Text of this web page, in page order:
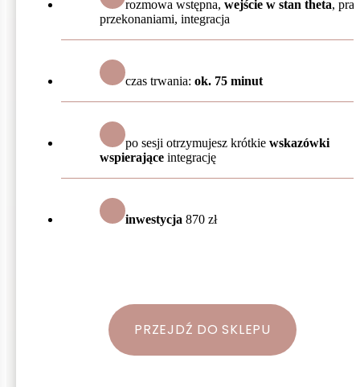
rozmowa wstępna, wejście w stan theta,
przekonaniami, integracja
czas trwania: ok. 75 minut
po sesji otrzymujesz krótkie wskazówki
wspierające integrację
inwestycja 870 zł
PRZEJDŹ DO SKLEPU